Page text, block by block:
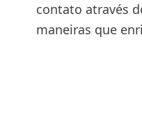
contato através
maneiras que